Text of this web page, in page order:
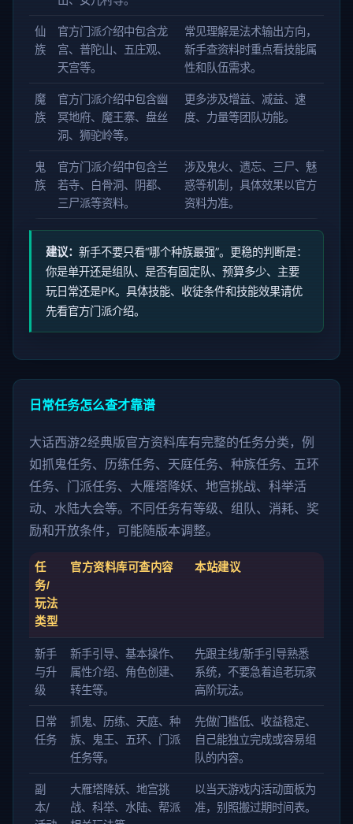
仙
族
官方门派介绍中包含龙
宫、普陀山、五庄观、
天宫等。
常见理解是法术输出方向，
新手查资料时重点看技能属
性和队伍需求。
魔
族
官方门派介绍中包含幽
冥地府、魔王寨、盘丝
洞、狮驼岭等。
更多涉及增益、减益、速
度、力量等团队功能。
鬼
族
官方门派介绍中包含兰
若寺、白骨洞、阴都、
三尸派等资料。
涉及鬼火、遗忘、三尸、魅
惑等机制，具体效果以官方
资料为准。
建议： 新手不要只看“哪个种族最强”。更稳的判断是：
你是单开还是组队、是否有固定队、预算多少、主要
玩日常还是PK。具体技能、收徒条件和技能效果请优
先看官方门派介绍。
日常任务怎么查才靠谱
大话西游2经典版官方资料库有完整的任务分类，例
如抓鬼任务、历练任务、天庭任务、种族任务、五环
任务、门派任务、大雁塔降妖、地宫挑战、科举活
动、水陆大会等。不同任务有等级、组队、消耗、奖
励和开放条件，可能随版本调整。
任
务/
玩法
类型
官方资料库可查内容 本站建议
新手
与升
级
新手引导、基本操作、
属性介绍、角色创建、
转生等。
先跟主线/新手引导熟悉
系统，不要急着追老玩家
高阶玩法。
日常
任务
抓鬼、历练、天庭、种
族、鬼王、五环、门派
任务等。
先做门槛低、收益稳定、
自己能独立完成或容易组
队的内容。
副
本/
大雁塔降妖、地宫挑
战、科举、水陆、帮派
以当天游戏内活动面板为
准，别照搬过期时间表。